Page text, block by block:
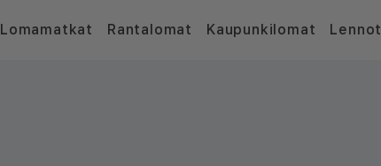
Lomamatkat Rantalomat Kaupunkilomat Lennot